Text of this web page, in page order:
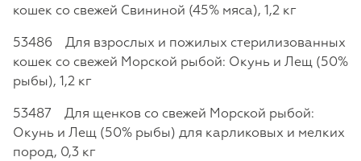
кошек со свежей Свининой (45% мяса), 1,2 кг
53486 Для взрослых и пожилых стерилизованных
кошек со свежей Морской рыбой: Окунь и Лещ (50%
рыбы), 1,2 кг
53487 Для щенков со свежей Морской рыбой:
Окунь и Лещ (50% рыбы) для карликовых и мелких
пород, 0,3 кг